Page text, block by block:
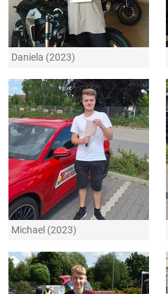
Daniela (2023)
Michael (2023)